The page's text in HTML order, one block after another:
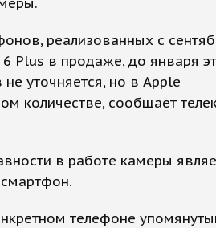
реализованных с
Plus в продаже, до января
уточняется, но в Apple
количестве, сообщает
в работе камеры
телефоне